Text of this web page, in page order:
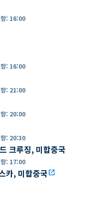
: 16:00
: 16:00
: 21:00
: 20:00
: 20:30
크루징, 미합중국
: 17:00
카, 미합중국open_in_new